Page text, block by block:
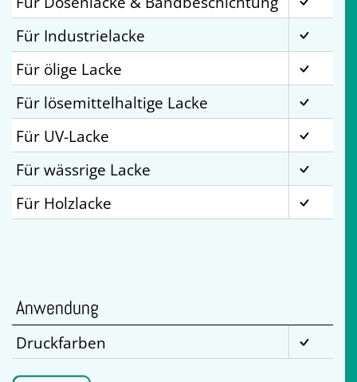
Für Industrielacke
Für ölige Lacke
Für lösemittelhaltige Lacke
Für UV-Lacke
Für wässrige Lacke
Für Holzlacke
Anwendung
Druckfarben